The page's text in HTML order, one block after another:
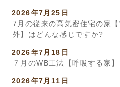
2026年7月25日
7月の従来の高気密住宅の家
外】はどんな感じですか?
2026年7月18日
７月のWB工法【呼吸する家
2026年7月11日